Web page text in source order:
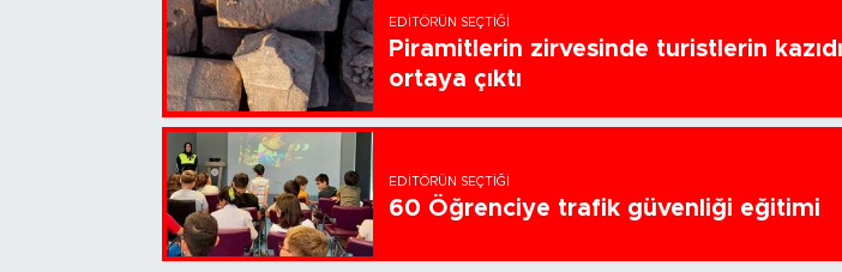
EDITÖRÜN SEÇTIĞI
Piramitlerin zirvesinde turistlerin
ortaya çıktı
EDITÖRÜN SEÇTIĞI
60 Öğrenciye trafik güvenliği eğitimi